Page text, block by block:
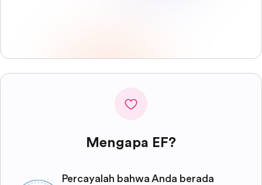
Mengapa EF?
Percayalah bahwa Anda berada